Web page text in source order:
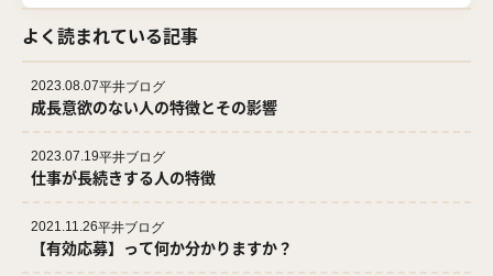
よく読まれている記事
2023.08.07平井ブログ
成長意欲のない人の特徴とその影響
2023.07.19平井ブログ
仕事が長続きする人の特徴
2021.11.26平井ブログ
【有効応募】って何か分かりますか？